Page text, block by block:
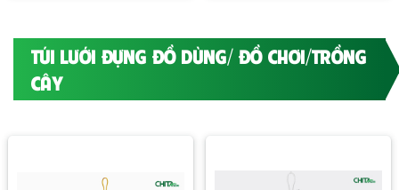
TÚI LƯỚI ĐỰNG ĐỒ DÙNG/ ĐỒ CHƠI/TRỒNG
CÂY